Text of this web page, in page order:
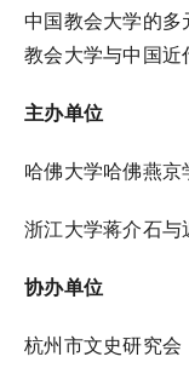
中国教会大学的多
教会大学与中国近
主办单位
哈佛大学哈佛燕京
浙江大学蒋介石
协办单位
杭州市文史研究会